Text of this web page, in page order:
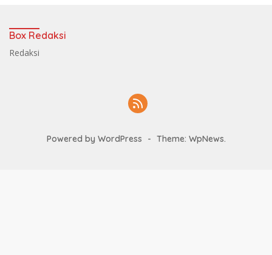
Box Redaksi
Redaksi
Powered by WordPress - Theme: WpNews.